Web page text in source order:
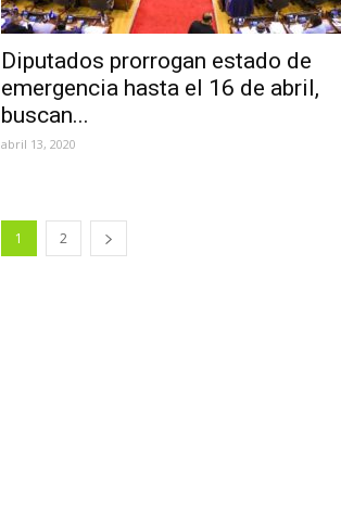
Diputados prorrogan estado de
emergencia hasta el 16 de abril,
buscan...
abril 13, 2020
1 2